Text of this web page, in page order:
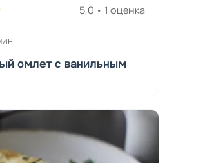
5,0 • 1 оценка
омлет с ванильным